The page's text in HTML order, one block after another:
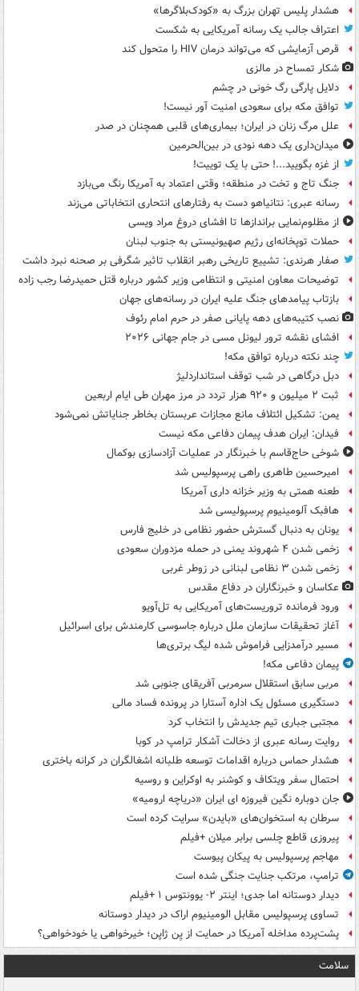
هشدار پلیس تهران بزرگ به «کودک‌بلاگرها»
اعتراف جالب یک رسانه آمریکایی به شکست
قرص آزمایشی که می‌تواند درمان HIV را متحول کند
شکار تمساح در مالزی
دلایل پارگی رگ خونی در چشم
توافق مکه برای سعودی امنیت آور نیست!
علل مرگ زنان در ایران؛ بیماری‌های قلبی همچنان در صدر
میدان‌داری یک دهه نودی در بین‌الحرمین
از غزه بگویید...! حتی با یک توییت!
جنگ تاج و تخت در منطقه؛ وقتی اعتماد به آمریکا رنگ می‌بازد
رسانه عبری: نتانیاهو دست به رفتارهای انتحاری انتخاباتی می‌زند
از مظلوم‌نمایی براندازها تا افشای دروغ مراد ویسی
حملات توپخانه‌ای رژیم صهیونیستی به جنوب لبنان
صفار هرندی: تشییع تاریخی رهبر انقلاب تاثیر شگرفی بر صحنه نبرد داشت
توضیحات معاون امنیتی و انتظامی وزیر کشور درباره قتل حمیدرضا رجب زاده
بازتاب پیامدهای جنگ علیه ایران در رسانه‌های جهان
نصب کتیبه‌های دهه پایانی صفر در حرم امام رئوف
افشای نقشه ترور لیونل مسی در جام جهانی ۲۰۲۶
چند نکته درباره توافق مکه!
دبل درگاهی در شب توقف استانداردلیژ
ثبت ۲ میلیون و ۹۲۰ هزار تردد در مرز مهران طی ایام اربعین
یمن: تشکیل ائتلاف مانع مجازات عربستان بخاطر جنایاتش نمی‌شود
فیدان: ایران هدف پیمان دفاعی مکه نیست
شوخی حاج‌قاسم با خبرنگار در عملیات آزادسازی بوکمال
امیرحسین طاهری راهی پرسپولیس شد
طعنه همتی به وزیر خزانه داری آمریکا
هافبک آلومینیوم پرسپولیسی شد
یونان به دنبال گسترش حضور نظامی در خلیج فارس
زخمی شدن ۴ شهروند یمنی در حمله مزدوران سعودی
زخمی شدن ۳ نظامی لبنانی در زوطر غربی
عکاسان و خبرنگاران در دفاع مقدس
ورود فرمانده تروریست‌های آمریکایی به تل‌آویو
آغاز تحقیقات سازمان ملل درباره جاسوسی کارمندش برای اسرائیل
مسیر درآمدزایی فراموش شده لیگ برتری‌ها
پیمان دفاعی مکه!
مربی سابق استقلال سرمربی آفریقای جنوبی شد
دستگیری مسئول یک اداره آستارا در پرونده فساد مالی
مجتبی جباری تیم جدیدش را انتخاب کرد
روایت رسانه عبری از دخالت آشکار ترامپ در کوبا
هشدار حماس درباره اقدامات توسعه طلبانه اشغالگران در کرانه باختری
احتمال سفر ویتکاف و کوشنر به اوکراین و روسیه
جان دوباره نگین فیروزه ای ایران «دریاچه ارومیه»
سرطان به استخوان‌های «بایدن» سرایت کرده است
پیروزی قاطع چلسی برابر میلان +فیلم
مهاجم پرسپولیس به پیکان پیوست
ترامپ، مرتکب جنایت جنگی شده است
دیدار دوستانه اما جدی؛ اینتر ۲- یوونتوس ۱ +فیلم
تساوی پرسپولیس مقابل الومینیوم اراک در دیدار دوستانه
پشت‌پرده مداخله آمریکا در حمایت از یِن ژاپن؛ خیرخواهی یا خودخواهی؟
سلامت